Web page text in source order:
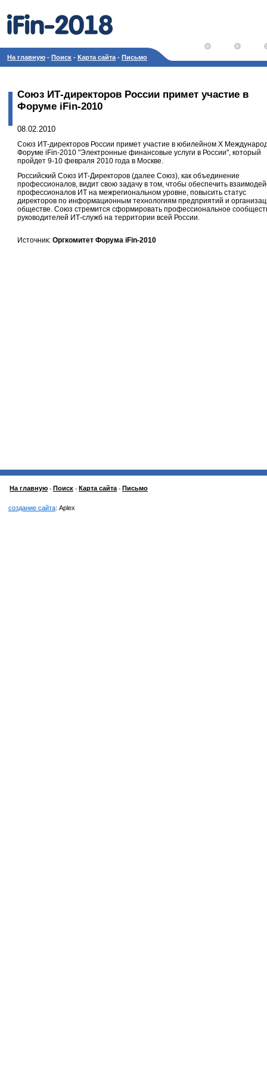
На главную - Поиск - Карта сайта - Письмо
Союз ИТ-директоров России примет участие в
Форуме iFin-2010
08.02.2010
Союз ИТ-директоров России примет участие в юбилейном X
Форуме iFin-2010 "Электронные финансовые услуги в России", который
пройдет 9-10 февраля 2010 года в Москве.
Российский Союз ИТ-Директоров (далее Союз), как объединение
профессионалов, видит свою задачу в том, чтобы обеспечить
профессионалов ИТ на межрегиональном уровне, повысить статус
директоров по информационным технологиям предприятий и
обществе. Союз стремится сформировать профессиональное
руководителей ИТ-служб на территории всей России.
Источник: Оргкомитет Форума iFin-2010
На главную - Поиск - Карта сайта - Письмо
создание сайта: Aplex